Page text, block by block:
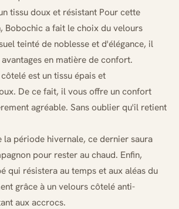
tissu doux et résistant Pour cette
Bobochic a fait le choix du velours
teinté de noblesse et d'élégance, il
en matière de confort.
est un tissu épais et
De ce fait, il vous offre un confort
agréable. Sans oublier qu'il retient
la période hivernale, ce dernier saura
pour rester au chaud. Enfin,
qui résistera au temps et aux aléas du
grâce à un velours côtelé anti-
aux accrocs.